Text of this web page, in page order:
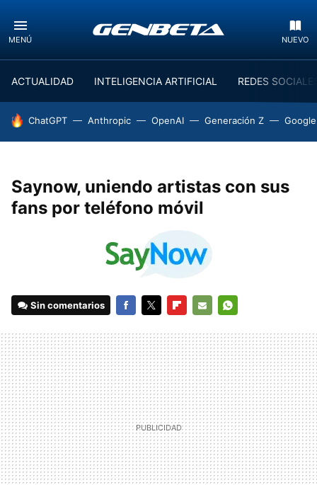
MENÚ NUEVO
ACTUALIDAD INTELIGENCIA ARTIFICIAL REDES
HOY SE HABLA DE
ChatGPT Anthropic OpenAI Generación Z
Saynow, uniendo artistas con sus
fans por teléfono móvil
Sin comentarios
MAIL